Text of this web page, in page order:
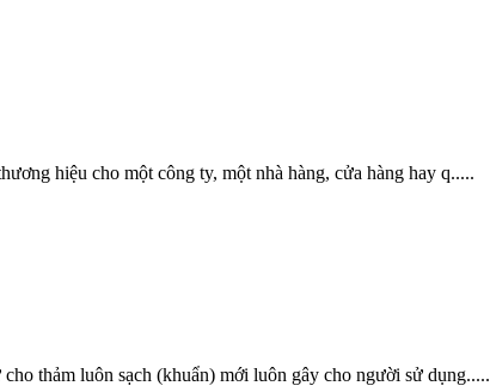
hiệu cho một công ty, một nhà hàng, cửa hàng hay q.....
thảm luôn sạch (khuẩn) mới luôn gây cho người sử dụng.....